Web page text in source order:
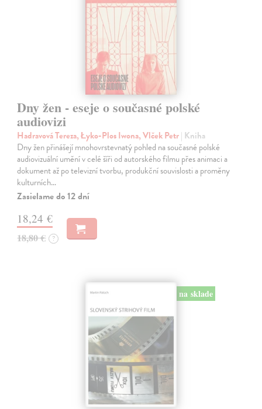
Dny žen - eseje o současné polské
audiovizi
Hadravová Tereza, Łyko-Plos Iwona, Vlček Petr| Kniha
Dny žen přinášejí mnohovrstevnatý pohled na současné polské
audiovizuální umění v celé šíři od autorského filmu přes animaci a
dokument až po televizní tvorbu, produkční souvislosti a proměny
kulturních…
Zasielame do 12 dní
18,24 €
18,80 € ?
na sklade